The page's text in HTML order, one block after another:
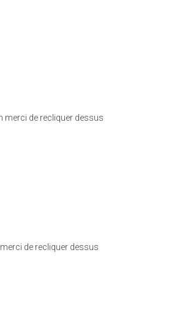
merci de recliquer dessus
de recliquer dessus